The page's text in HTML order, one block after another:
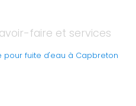
faire et services
pour fuite d'eau à Capbreton